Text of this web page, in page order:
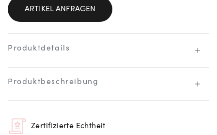
ARTIKEL ANFRAGEN
Produktdetails
Produktbeschreibung
Zertifizierte Echtheit